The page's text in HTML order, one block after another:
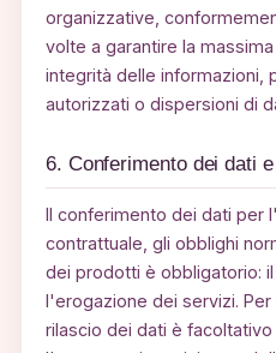
organizzative,
volte a garantire la
integrità delle informazioni,
autorizzati o dispersioni di
6. Conferimento dei dati
Il conferimento dei dati per
contrattuale, gli obblighi
dei prodotti è obbligatorio:
l'erogazione dei servizi.
rilascio dei dati è